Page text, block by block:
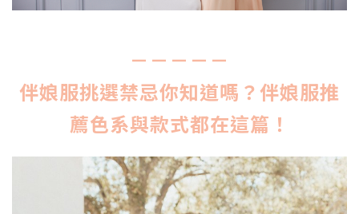
－－－－－
伴娘服挑選禁忌你知道嗎？伴娘服推
薦色系與款式都在這篇！